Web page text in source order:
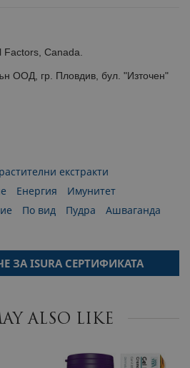
Factors, Canada.
ООД, гр. Пловдив, бул. "Източен"
екстракти
Енергия
Имунитет
По вид Пудра
Ашваганда
ЗА ISURA СЕРТИФИКАТА
ALSO LIKE